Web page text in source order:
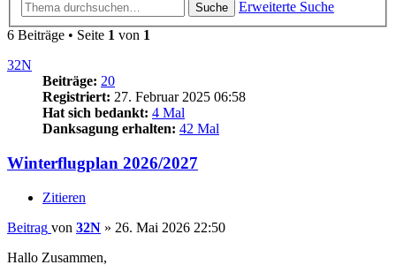
Suche
Erweiterte Suche
6 Beiträge • Seite 1 von 1
32N
Beiträge: 20
Registriert: 27. Februar 2025 06:58
Hat sich bedankt: 4 Mal
Danksagung erhalten: 42 Mal
Winterflugplan 2026/2027
Zitieren
Beitrag von 32N » 26. Mai 2026 22:50
Hallo Zusammen,